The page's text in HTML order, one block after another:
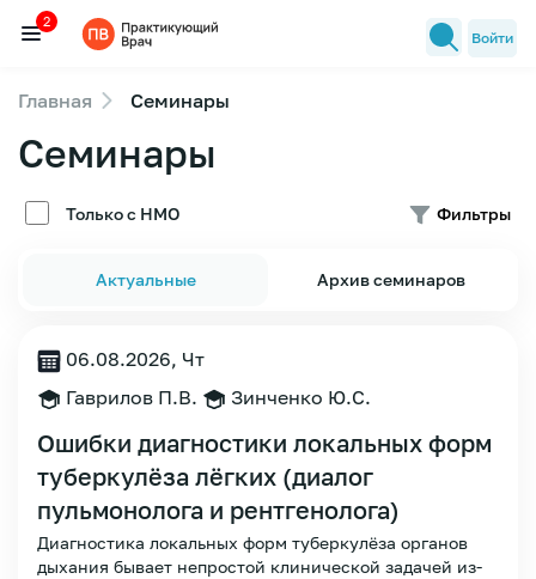
Семинары
Новости медицины
Лекторы
2
Войти
Главная Семинары
Семинары
Актуальные Архив семинаров
Фильтры
Только с НМО
06.08.2026, Чт
Гаврилов П.В.
Зинченко Ю.С.
Ошибки диагностики локальных форм
туберкулёза лёгких (диалог
пульмонолога и рентгенолога)
Диагностика локальных форм туберкулёза органов
дыхания бывает непростой клинической задачей из-